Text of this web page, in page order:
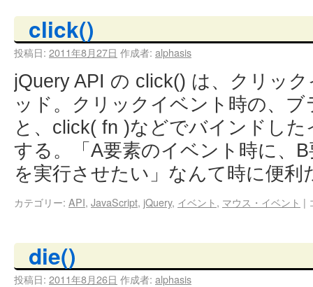
click()
投稿日: 2011年8月27日 作成者: alphasis
jQuery API の click() は、クリッ
ッド。クリックイベント時の、
と、click( fn )などでバインドし
する。「A要素のイベント時に、
を実行させたい」なんて時に便利
カテゴリー: API, JavaScript, jQuery, イベント, マウス・イベント |
die()
投稿日: 2011年8月26日 作成者: alphasis